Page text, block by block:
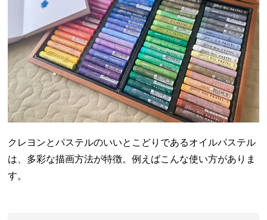
クレヨンとパステルのいいとこどりであるオイルパステル
は、多彩な描画方法が特徴。例えばこんな使い方がありま
す。